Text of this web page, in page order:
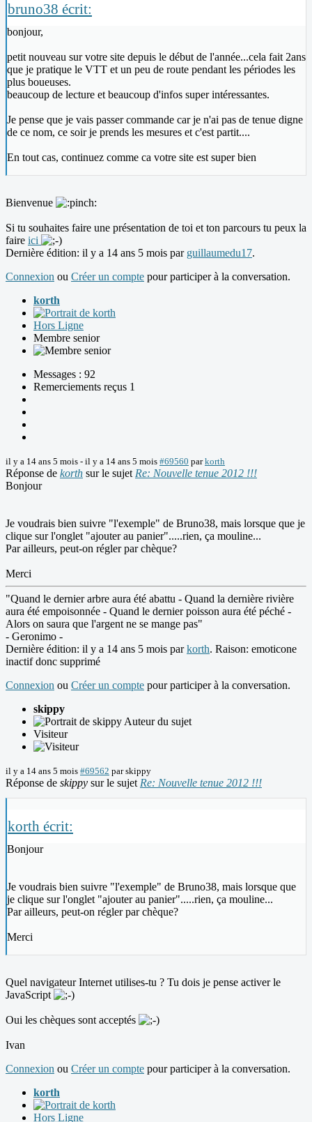
bruno38 écrit:
bonjour,
petit nouveau sur votre site depuis le début de l'année...cela fait 2ans
que je pratique le VTT et un peu de route pendant les périodes les
plus boueuses.
beaucoup de lecture et beaucoup d'infos super intéressantes.
Je pense que je vais passer commande car je n'ai pas de tenue digne
de ce nom, ce soir je prends les mesures et c'est partit....
En tout cas, continuez comme ca votre site est super bien
Bienvenue
Si tu souhaites faire une présentation de toi et ton parcours tu peux la
faire ici
Dernière édition: il y a 14 ans 5 mois par guillaumedu17.
Connexion ou Créer un compte pour participer à la conversation.
korth
Hors Ligne
Membre senior
Messages : 92
Remerciements reçus 1
il y a 14 ans 5 mois - il y a 14 ans 5 mois #69560 parkorth
Réponse de korth sur le sujet Re: Nouvelle tenue 2012 !!!
Bonjour
Je voudrais bien suivre "l'exemple" de Bruno38, mais lorsque que je
clique sur l'onglet "ajouter au panier".....rien, ça mouline...
Par ailleurs, peut-on régler par chèque?
Merci
"Quand le dernier arbre aura été abattu - Quand la dernière rivière
aura été empoisonnée - Quand le dernier poisson aura été péché -
Alors on saura que l'argent ne se mange pas"
- Geronimo -
Dernière édition: il y a 14 ans 5 mois parkorth. Raison: emoticone
inactif donc supprimé
Connexion ou Créer un compte pour participer à la conversation.
skippy
Auteur du sujet
Visiteur
il y a 14 ans 5 mois #69562 parskippy
Réponse de skippy sur le sujet Re: Nouvelle tenue 2012 !!!
korth écrit:
Bonjour
Je voudrais bien suivre "l'exemple" de Bruno38, mais lorsque que
je clique sur l'onglet "ajouter au panier".....rien, ça mouline...
Par ailleurs, peut-on régler par chèque?
Merci
Quel navigateur Internet utilises-tu ? Tu dois je pense activer le
JavaScript
Oui les chèques sont acceptés
Ivan
Connexion ou Créer un compte pour participer à la conversation.
korth
Hors Ligne